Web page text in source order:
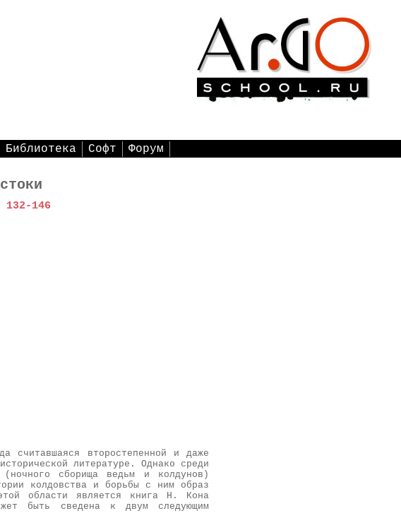
Библиотека Софт Форум
146
считавшаяся второстепенной и даже
литературе. Однако среди
сборища ведьм и колдунов)
колдовства и борьбы с ним образ
области является книга Н. Кона
быть сведена к двум следующим